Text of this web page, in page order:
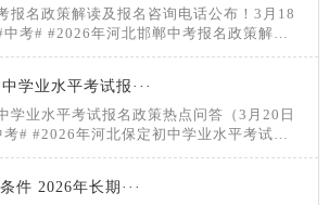
才
报名政策解读及报名咨询电话公布！3月18
考# #2026年河北邯郸中考报名政策解读
学业水平考试报···
学业水平考试报名政策热点问答（3月20日
# #2026年河北保定初中学业水平考试报
件 2026年长期···